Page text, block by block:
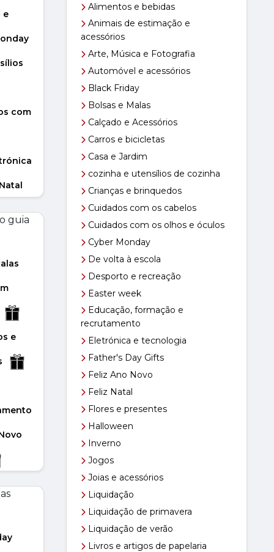
Venda
de
e
e
com
Venda
de
e
Alimentos e bebidas
Animais de estimação e
acessórios
Arte, Música e Fotografia
Automóvel e acessórios
Black Friday
Bolsas e Malas
Calçado e Acessórios
Carros e bicicletas
Casa e Jardim
cozinha e utensílios de cozinha
Crianças e brinquedos
Cuidados com os cabelos
Cuidados com os olhos e óculos
Cyber Monday
De volta à escola
Desporto e recreação
Easter week
Educação, formação e
recrutamento
Eletrónica e tecnologia
Father's Day Gifts
Feliz Ano Novo
Feliz Natal
Flores e presentes
Halloween
Inverno
Jogos
Joias e acessórios
Liquidação
Liquidação de primavera
Liquidação de verão
Livros e artigos de papelaria